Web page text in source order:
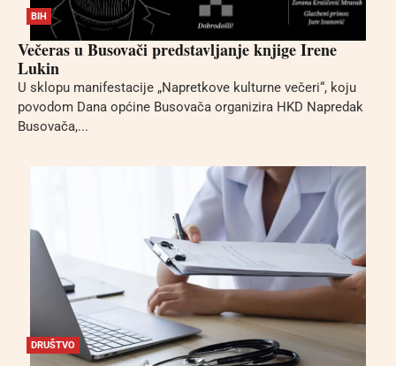
BIH
Večeras u Busovači predstavljanje knjige Irene
Lukin
U sklopu manifestacije „Napretkove kulturne večeri“, koju
povodom Dana općine Busovača organizira HKD Napredak
Busovača,...
DRUŠTVO